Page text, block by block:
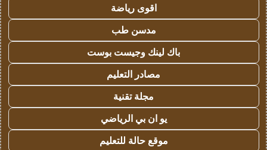
اقوى رياضة
مدسن طب
باك لينك وجيست بوست
مصادر التعليم
مجلة تقنية
يو ان بي الرياضي
موقع حالة للتعليم